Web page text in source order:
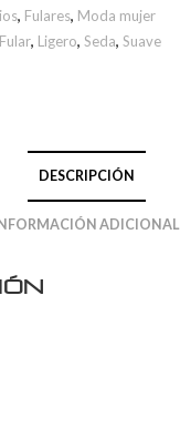
, Fulares, Moda mujer
Fular, Ligero,Seda,Suave
DESCRIPCIÓN
INFORMACIÓN ADICIONAL